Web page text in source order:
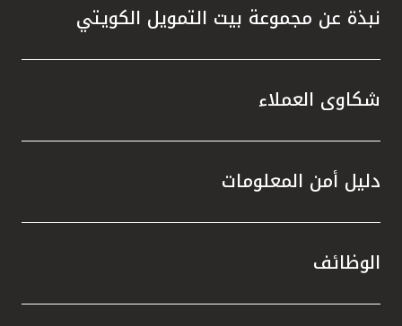
نبذة عن مجموعة بيت التمويل الكويتي
شكاوى العملاء
دليل أمن المعلومات
الوظائف